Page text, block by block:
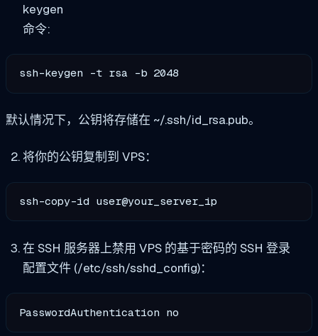
keygen
命令:
ssh-keygen -t rsa -b 2048
默认情况下，公钥将存储在 ~/.ssh/id_rsa.pub。
将你的公钥复制到 VPS：
ssh-copy-id user@your_server_ip
在 SSH 服务器上禁用 VPS 的基于密码的 SSH 登录
配置文件 (/etc/ssh/sshd_config)：
PasswordAuthentication no